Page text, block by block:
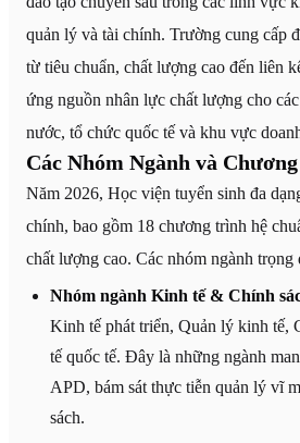
quản lý và tài chính. Trường cung cấp
từ tiêu chuẩn, chất lượng cao đến liên
ứng nguồn nhân lực chất lượng cho
nước, tổ chức quốc tế và khu vực
Các Nhóm Ngành và
Năm 2026, Học viện tuyển sinh đa
chính, bao gồm 18 chương trình hệ
chất lượng cao. Các nhóm ngành trọng
Nhóm ngành Kinh tế & Chính
Kinh tế phát triển, Quản lý kinh tế,
tế quốc tế. Đây là những ngành
APD, bám sát thực tiễn quản lý vĩ
sách.